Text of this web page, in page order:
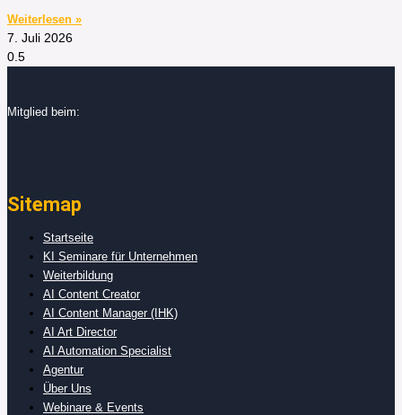
Weiterlesen »
7. Juli 2026
Mitglied beim:
Sitemap
Startseite
KI Seminare für Unternehmen
Weiterbildung
AI Content Creator
AI Content Manager (IHK)
AI Art Director
AI Automation Specialist
Agentur
Über Uns
Webinare & Events